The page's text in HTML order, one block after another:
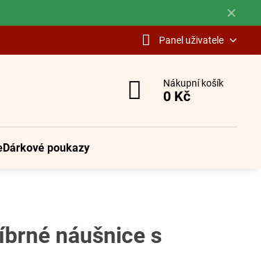
✕
Panel uživatele
Nákupní košík
0 Kč
Dárkové poukazy
náušnice s